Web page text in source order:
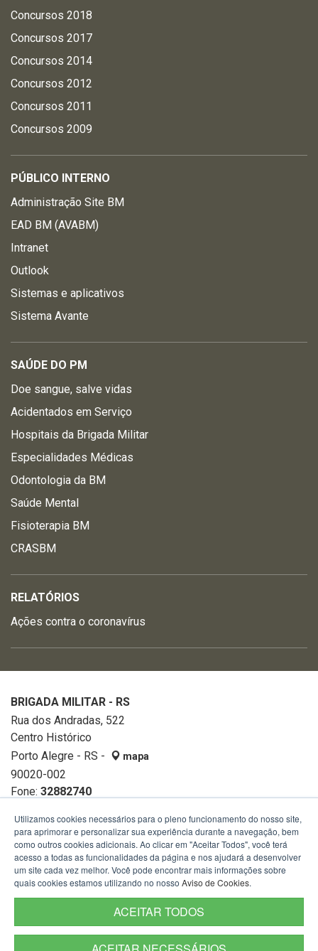
Concursos 2018
Concursos 2017
Concursos 2014
Concursos 2012
Concursos 2011
Concursos 2009
PÚBLICO INTERNO
Administração Site BM
EAD BM (AVABM)
Intranet
Outlook
Sistemas e aplicativos
Sistema Avante
SAÚDE DO PM
Doe sangue, salve vidas
Acidentados em Serviço
Hospitais da Brigada Militar
Especialidades Médicas
Odontologia da BM
Saúde Mental
Fisioterapia BM
CRASBM
RELATÓRIOS
Ações contra o coronavírus
BRIGADA MILITAR - RS
Rua dos Andradas, 522
Centro Histórico
Porto Alegre - RS -
mapa
90020-002
Fone: 32882740
Utilizamos cookies necessários para o pleno funcionamento do nosso site,
para aprimorar e personalizar sua experiência durante a navegação, bem
como outros cookies adicionais. Ao clicar em "Aceitar Todos", você terá
acesso a todas as funcionalidades da página e nos ajudará a desenvolver
um site cada vez melhor. Você pode encontrar mais informações sobre
quais cookies estamos utilizando no nosso Aviso de Cookies.
ACEITAR TODOS